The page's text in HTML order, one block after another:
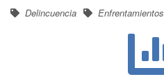
Delincuencia Enfrentamientos